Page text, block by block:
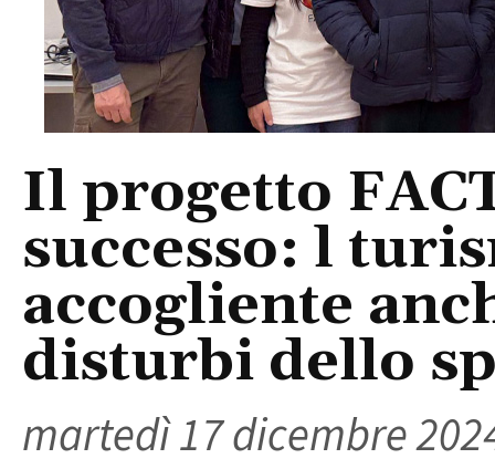
Il progetto
successo: l
accogliente
disturbi dello
martedì 17 dicembre